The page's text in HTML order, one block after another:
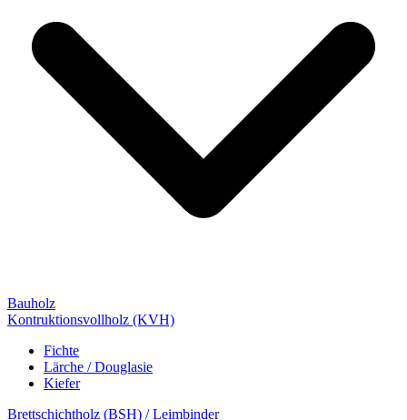
Bauholz
Kontruktionsvollholz (KVH)
Fichte
Lärche / Douglasie
Kiefer
Brettschichtholz (BSH) / Leimbinder